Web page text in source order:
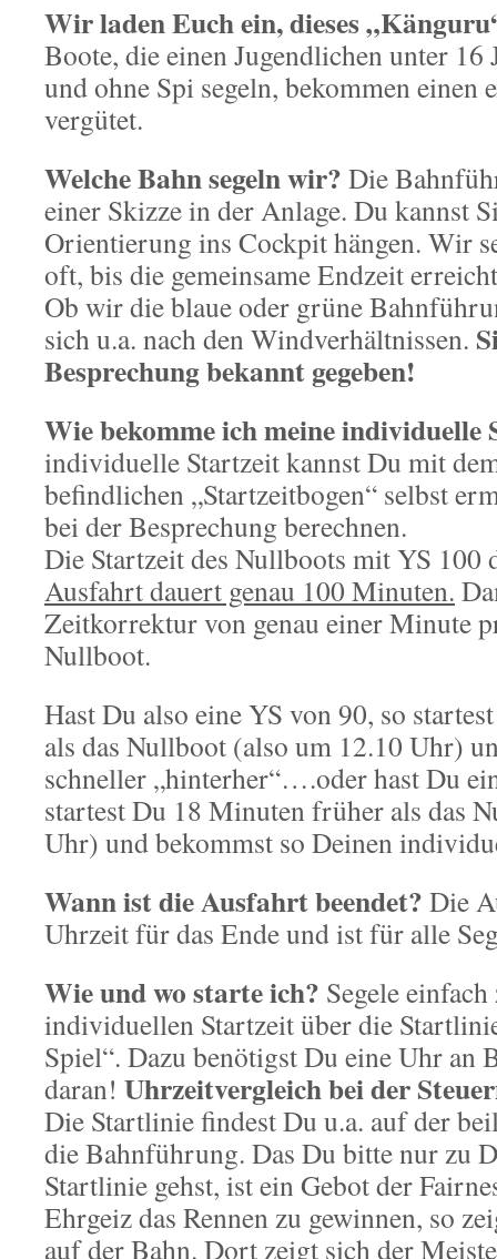
Wir laden Euch ein, dieses
Boote, die einen Jugendlichen unter 16
und ohne Spi segeln, bekommen einen
vergütet.
Welche Bahn segeln wir? Die
einer Skizze in der Anlage. Du kannst
Orientierung ins Cockpit hängen. Wir
oft, bis die gemeinsame Endzeit
Ob wir die blaue oder grüne
sich u.a. nach den Windverhältnissen.
Besprechung bekannt gegeben!
Wie bekomme ich meine
individuelle Startzeit kannst Du mit
befindlichen „Startzeitbogen“ selbst
bei der Besprechung berechnen.
Die Startzeit des Nullboots mit YS 100
Ausfahrt dauert genau 100 Minuten.
Zeitkorrektur von genau einer Minute
Nullboot.
Hast Du also eine YS von 90, so
als das Nullboot (also um 12.10 Uhr)
schneller „hinterher“….oder hast Du
startest Du 18 Minuten früher als das
Uhr) und bekommst so Deinen
Wann ist die Ausfahrt beendet? Die
Uhrzeit für das Ende und ist für alle
Wie und wo starte ich? Segele
individuellen Startzeit über die
Spiel“. Dazu benötigst Du eine Uhr an
daran! Uhrzeitvergleich bei der
Die Startlinie findest Du u.a. auf der
die Bahnführung. Das Du bitte nur zu
Startlinie gehst, ist ein Gebot der
Ehrgeiz das Rennen zu gewinnen, so
auf der Bahn. Dort zeigt sich der